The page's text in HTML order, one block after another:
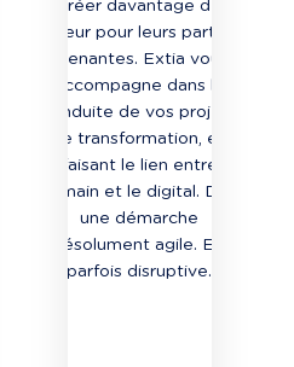
créer davantage de
valeur pour leurs parties
prenantes. Extia vous
accompagne dans la
conduite de vos projets
de transformation, en
faisant le lien entre
l’humain et le digital. Dans
une démarche
résolument agile. Et
parfois disruptive.